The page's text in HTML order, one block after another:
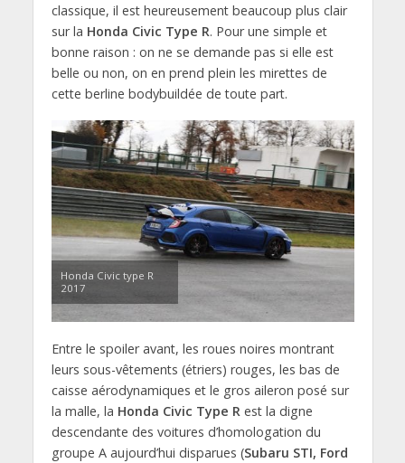
classique, il est heureusement beaucoup plus clair
sur la Honda Civic Type R. Pour une simple et
bonne raison : on ne se demande pas si elle est
belle ou non, on en prend plein les mirettes de
cette berline bodybuildée de toute part.
Honda Civic type R
2017
Entre le spoiler avant, les roues noires montrant
leurs sous-vêtements (étriers) rouges, les bas de
caisse aérodynamiques et le gros aileron posé sur
la malle, la Honda Civic Type R est la digne
descendante des voitures d’homologation du
groupe A aujourd’hui disparues (Subaru STI, Ford